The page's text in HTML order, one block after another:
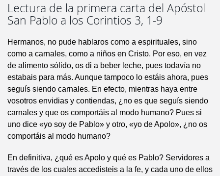
Lectura de la primera carta del Apóstol
San Pablo a los Corintios 3, 1-9
Hermanos, no pude hablaros como a espirituales, sino
como a carnales, como a niños en Cristo. Por eso, en vez
de alimento sólido, os di a beber leche, pues todavía no
estabais para más. Aunque tampoco lo estáis ahora, pues
seguís siendo carnales. En efecto, mientras haya entre
vosotros envidias y contiendas, ¿no es que seguís siendo
carnales y que os comportáis al modo humano? Pues si
uno dice «yo soy de Pablo» y otro, «yo de Apolo», ¿no os
comportáis al modo humano?
En definitiva, ¿qué es Apolo y qué es Pablo? Servidores a
través de los cuales accedisteis a la fe, y cada uno de ellos